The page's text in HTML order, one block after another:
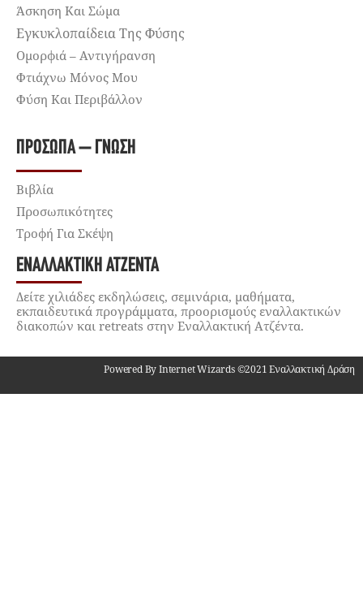
Άσκηση Και Σώμα
Εγκυκλοπαίδεια Της Φύσης
Ομορφιά – Αντιγήρανση
Φτιάχνω Μόνος Μου
Φύση Και Περιβάλλον
ΠΡΌΣΩΠΑ – ΓΝΏΣΗ
Βιβλία
Προσωπικότητες
Τροφή Για Σκέψη
ΕΝΑΛΛΑΚΤΙΚΉ ΑΤΖΈΝΤΑ
Δείτε χιλιάδες εκδηλώσεις, σεμινάρια, μαθήματα,
εκπαιδευτικά προγράμματα, προορισμούς εναλλακτικών
διακοπών και retreats στην Εναλλακτική Ατζέντα.
Powered By Internet Wizards ©2021 Εναλλακτική Δράση